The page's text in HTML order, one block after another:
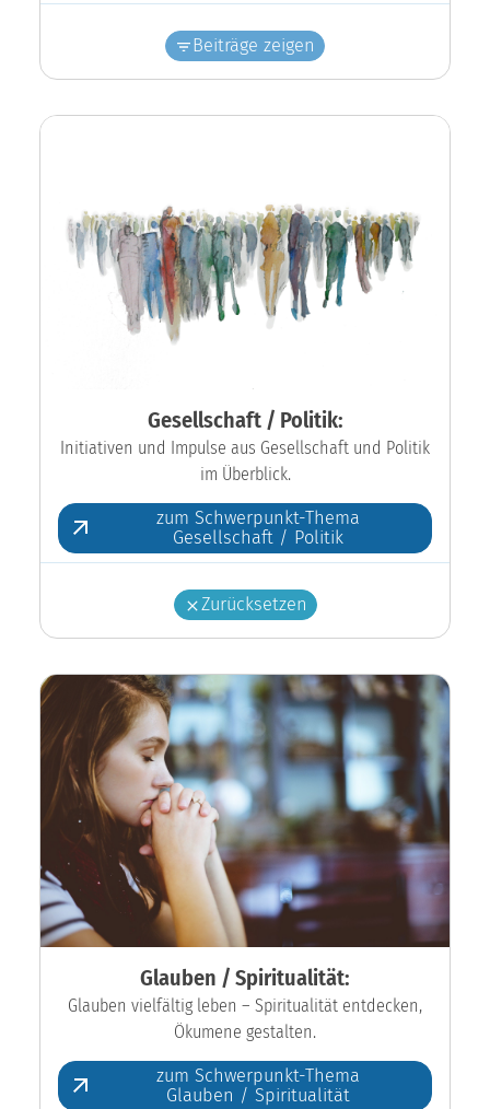
Beiträge zeigen
Gesellschaft / Politik:
Initiativen und Impulse aus Gesellschaft und Politik
im Überblick.
zum Schwerpunkt-Thema
Gesellschaft / Politik
Zurücksetzen
Glauben / Spiritualität:
Glauben vielfältig leben – Spiritualität entdecken,
Ökumene gestalten.
zum Schwerpunkt-Thema
Glauben / Spiritualität